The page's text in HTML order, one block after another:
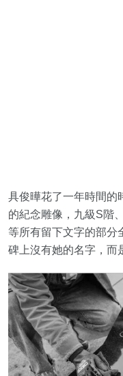
具俊曄花了一年時間的
的紀念雕像，九級S階
等所有留下文字的部分
碑上沒有她的名字，而